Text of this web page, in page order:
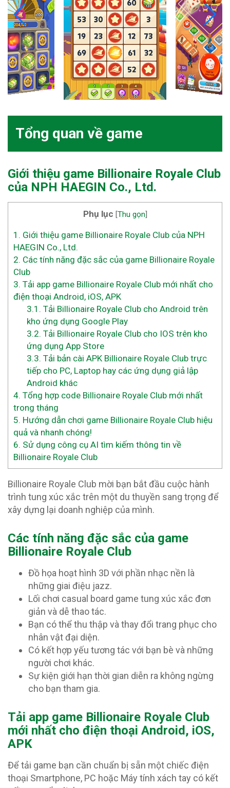
Tổng quan về game
Giới thiệu game Billionaire Royale Club
của NPH HAEGIN Co., Ltd.
Phụ lục [Thu gọn]
1. Giới thiệu game Billionaire Royale Club của NPH
HAEGIN Co., Ltd.
2. Các tính năng đặc sắc của game Billionaire Royale
Club
3. Tải app game Billionaire Royale Club mới nhất cho
điện thoại Android, iOS, APK
3.1. Tải Billionaire Royale Club cho Android trên
kho ứng dụng Google Play
3.2. Tải Billionaire Royale Club cho IOS trên kho
ứng dụng App Store
3.3. Tải bản cài APK Billionaire Royale Club trực
tiếp cho PC, Laptop hay các ứng dụng giả lập
Android khác
4. Tổng hợp code Billionaire Royale Club mới nhất
trong tháng
5. Hướng dẫn chơi game Billionaire Royale Club hiệu
quả và nhanh chóng!
6. Sử dụng công cụ AI tìm kiếm thông tin về
Billionaire Royale Club
Billionaire Royale Club mời bạn bắt đầu cuộc hành
trình tung xúc xắc trên một du thuyền sang trọng để
xây dựng lại doanh nghiệp của mình.
Các tính năng đặc sắc của game
Billionaire Royale Club
Đồ họa hoạt hình 3D với phần nhạc nền là
những giai điệu jazz.
Lối chơi casual board game tung xúc xắc đơn
giản và dễ thao tác.
Bạn có thể thu thập và thay đổi trang phục cho
nhân vật đại diện.
Có kết hợp yếu tương tác với bạn bè và những
người chơi khác.
Sự kiện giới hạn thời gian diễn ra không ngừng
cho bạn tham gia.
Tải app game Billionaire Royale Club
mới nhất cho điện thoại Android, iOS,
APK
Để tải game bạn cần chuẩn bị sẵn một chiếc điện
thoại Smartphone, PC hoặc Máy tính xách tay có kết